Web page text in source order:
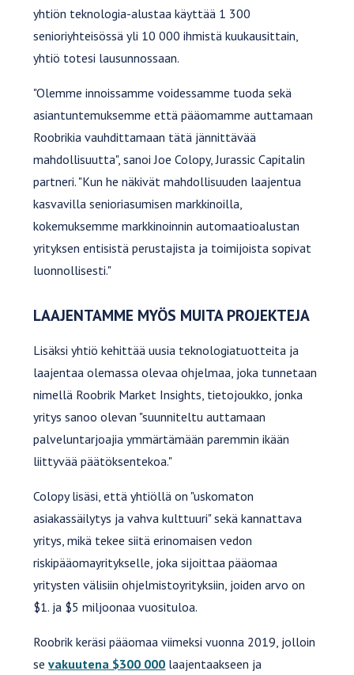
yhtiön teknologia-alustaa käyttää 1 300
senioriyhteisössä yli 10 000 ihmistä kuukausittain,
yhtiö totesi lausunnossaan.
"Olemme innoissamme voidessamme tuoda sekä
asiantuntemuksemme että pääomamme auttamaan
Roobrikia vauhdittamaan tätä jännittävää
mahdollisuutta", sanoi Joe Colopy, Jurassic Capitalin
partneri. "Kun he näkivät mahdollisuuden laajentua
kasvavilla senioriasumisen markkinoilla,
kokemuksemme markkinoinnin automaatioalustan
yrityksen entisistä perustajista ja toimijoista sopivat
luonnollisesti."
LAAJENTAMME MYÖS MUITA PROJEKTEJA
Lisäksi yhtiö kehittää uusia teknologiatuotteita ja
laajentaa olemassa olevaa ohjelmaa, joka tunnetaan
nimellä Roobrik Market Insights, tietojoukko, jonka
yritys sanoo olevan "suunniteltu auttamaan
palveluntarjoajia ymmärtämään paremmin ikään
liittyvää päätöksentekoa."
Colopy lisäsi, että yhtiöllä on "uskomaton
asiakassäilytys ja vahva kulttuuri" sekä kannattava
yritys, mikä tekee siitä erinomaisen vedon
riskipääomayritykselle, joka sijoittaa pääomaa
yritysten välisiin ohjelmistoyrityksiin, joiden arvo on
$1. ja $5 miljoonaa vuosituloa.
Roobrik keräsi pääomaa viimeksi vuonna 2019, jolloin
sevakuutena $300 000 laajentaakseen ja